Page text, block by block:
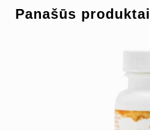
Panašūs produktai